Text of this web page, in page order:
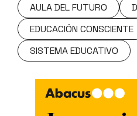
AULA DEL FUTURO
EDUCACIÓN CONSCIENTE
SISTEMA EDUCATIVO